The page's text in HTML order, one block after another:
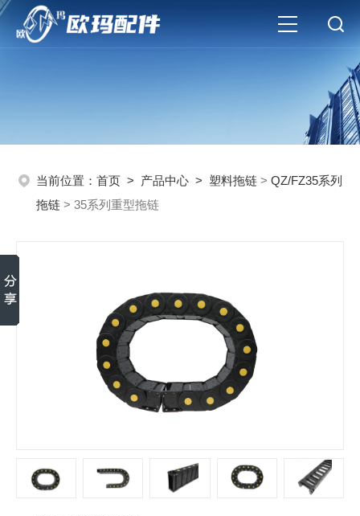
当前位置： 首页 > 产品中心 > 塑料拖链 > QZ/FZ35系列
拖链 > 35系列重型拖链